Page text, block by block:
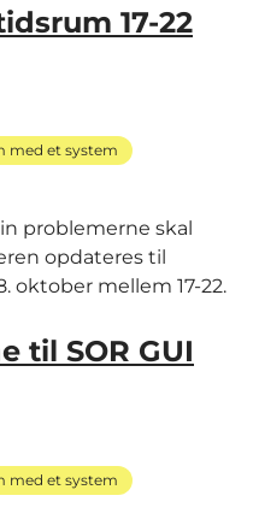
17-22
med et system
problemerne skal
opdateres til
oktober mellem 17-22.
til SOR GUI
med et system